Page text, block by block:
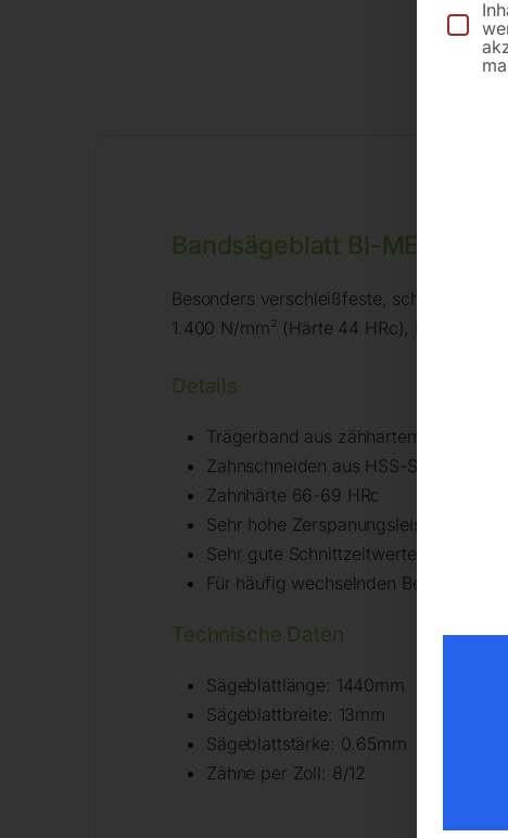
Bandsägeblatt BI-METALL
Besonders verschleißfeste,
1.400 N/mm² (Härte 44 HRc), INOX/
Details
Trägerband aus zähhartem,
Zahnschneiden aus HSS-
Zahnhärte 66-69 HRc
Sehr hohe Zerspanungsleistung
Sehr gute Schnittzeitwerte
Für häufig wechselnden
Technische Daten
Sägeblattlänge: 1440mm
Sägeblattbreite: 13mm
Sägeblattstärke: 0.65mm
Zähne per Zoll: 8/12